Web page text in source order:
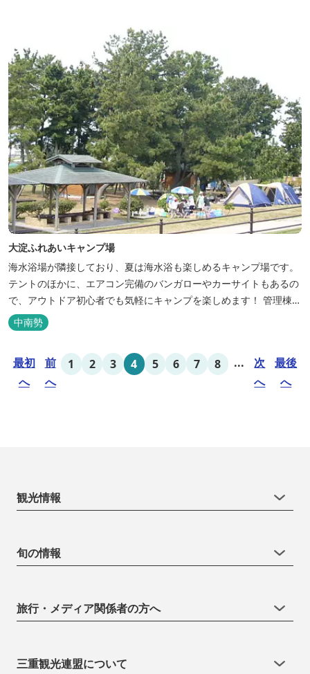
大淀ふれあいキャンプ場
海水浴場が隣接しており、夏は海水浴も楽しめるキャンプ場です。
テントのほかに、エアコン完備のバンガローやカーサイトもあるの
で、アウトドア初心者でも気軽にキャンプを楽しめます！ 管理棟、
水道、冷水シャワー、温水シャワー（有料）、共同休憩所、炊事
場、水洗トイレ、毛布（有料）、駐車場（宿泊の場合は無料、デイ
中南勢
最初
へ
前
へ
1 2 3 4 5 6 7 8 ...
次
へ
最後
へ
観光情報
旬の情報
旅行・メディア関係者の方へ
三重観光連盟について